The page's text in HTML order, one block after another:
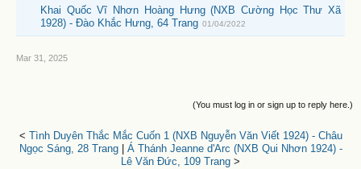
Khai Quốc Vĩ Nhơn Hoàng Hưng (NXB Cường Học Thư Xã
1928) - Đào Khắc Hưng, 64 Trang 01/04/2022
Mar 31, 2025
(You must log in or sign up to reply here.)
< Tình Duyên Thắc Mắc Cuốn 1 (NXB Nguyễn Văn Viết 1924) - Châu
Ngọc Sáng, 28 Trang| Á Thánh Jeanne d'Arc (NXB Qui Nhơn 1924) -
Lê Văn Đức, 109 Trang >